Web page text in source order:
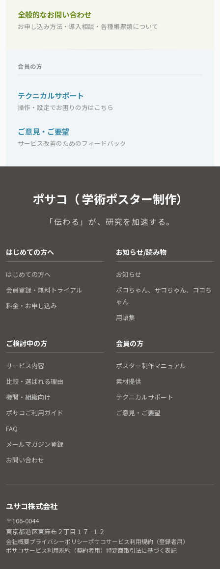
全般的なお問い合わせ
お申し込み方法・導入相談・各種帳票類について
会員の方
テクニカルサポート
操作・設定でお困りの方はこちら
ご意見・ご要望
サービス改善のためのフィードバック
ポサコ（ 学術ポスター制作）
「伝わる」が、研究を加速する。
はじめての方へ
はじめての方へ
会員登録・無料トライアル
料金・お申し込み
お知らせ/読み物
お知らせ
ポコちゃん、サコちゃん、ココち
ゃん
用語集
ご検討中の方
サービス内容
比較・選ばれる理由
機関・組織向け
ポサコご利用ガイド
FAQ
メールマガジン登録
お問い合わせ
会員の方
ポスター制作マニュアル
素材提供
テクニカルサポート
ご意見・ご要望
ユサコ株式会社
〒106-0044
東京都港区東麻布２丁目１７−１２
会社概要プライバシーポリシーポサコサービス利用規約（登録者用）
ポサコサービス利用規約（契約者用） 特定商取引法に基づく表記